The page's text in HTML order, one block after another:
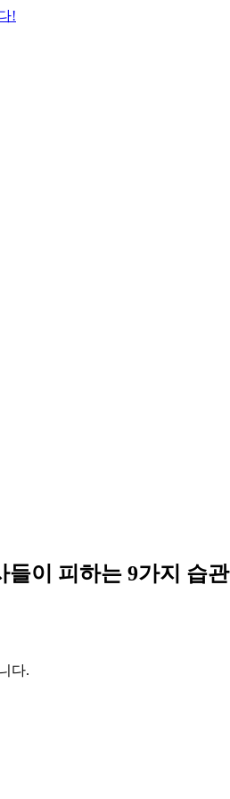
!
이 피하는 9가지 습관
다.